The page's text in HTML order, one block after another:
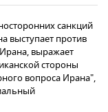
санкций
выступает против
выражает
стороны
вопроса Ирана",